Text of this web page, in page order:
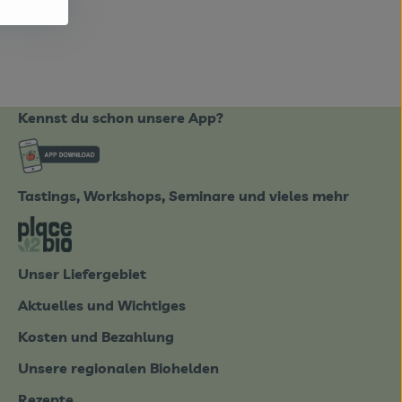
0826.html
Kennst du schon unsere App?
Externer Link zu https://www.biobote-
Tastings, Workshops, Seminare und vieles mehr
Externer Link zu https://place2bio.de/
Unser Liefergebiet
Aktuelles und Wichtiges
Kosten und Bezahlung
Unsere regionalen Biohelden